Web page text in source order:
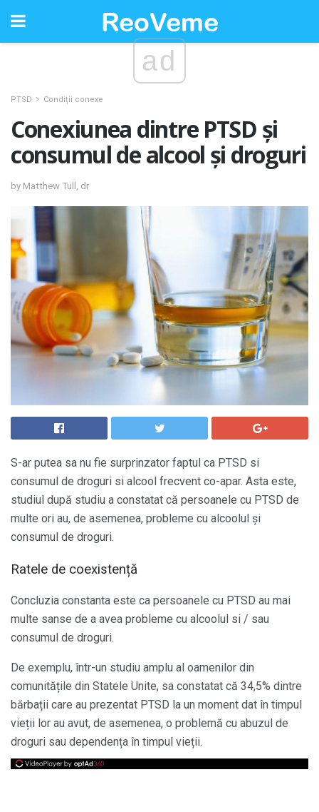
ad
PTSD Condiții conexe
Conexiunea dintre PTSD și
consumul de alcool și droguri
by Matthew Tull, dr
S-ar putea sa nu fie surprinzator faptul ca PTSD si
consumul de droguri si alcool frecvent co-apar. Asta este,
studiul după studiu a constatat că persoanele cu PTSD de
multe ori au, de asemenea, probleme cu alcoolul și
consumul de droguri.
Ratele de coexistență
Concluzia constanta este ca persoanele cu PTSD au mai
multe sanse de a avea probleme cu alcoolul si / sau
consumul de droguri.
De exemplu, într-un studiu amplu al oamenilor din
comunitățile din Statele Unite, sa constatat că 34,5% dintre
bărbații care au prezentat PTSD la un moment dat în timpul
vieții lor au avut, de asemenea, o problemă cu abuzul de
droguri sau dependența în timpul vieții.